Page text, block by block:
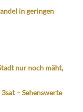
in geringen
nur noch mäht,
– Sehenswerte